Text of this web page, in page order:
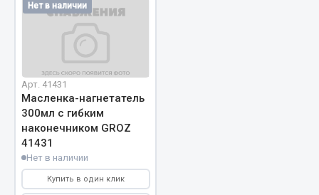
РТИ
Манжеты
Паронит
Патрубки
Прокладки
Рукава высокого давления
Показать ещё
Нет в наличии
Арт. 41431
Масленка-нагнетатель
300мл с гибким
наконечником GROZ
41431
Нет в наличии
Купить в один клик